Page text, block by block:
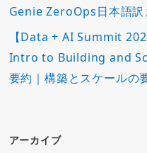
Genie ZeroOps日本語訳
【Data + AI Summit
Intro to Building and
要約｜構築とスケールの
アーカイブ